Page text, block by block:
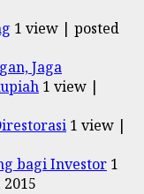
1 view | posted
Jaga
1 view |
1 view |
bagi Investor 1